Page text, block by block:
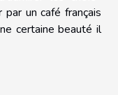
un café français
certaine beauté il